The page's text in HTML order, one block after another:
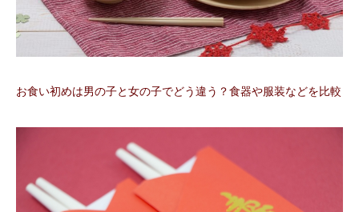
お食い初めは男の子と女の子でどう違う？食器や服装などを比較